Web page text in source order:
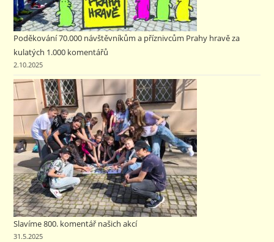
Poděkování 70.000 návštěvníkům a příznivcům Prahy hravě za
kulatých 1.000 komentářů
2.10.2025
Slavíme 800. komentář našich akcí
31.5.2025